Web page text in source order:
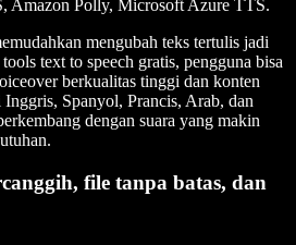
Amazon Polly, Microsoft Azure TTS.
mengubah teks tertulis jadi
text to speech gratis, pengguna bisa
berkualitas tinggi dan konten
Inggris, Spanyol, Prancis, Arab, dan
dengan suara yang makin
file tanpa batas, dan